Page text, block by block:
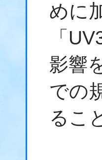
めに
「
影響
での
るこ